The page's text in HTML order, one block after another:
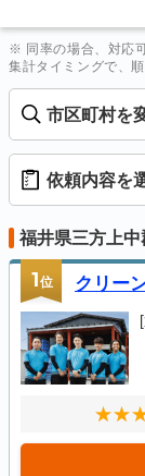
※ 同率の場合、対応
集計タイミングで、
市区町村を
依頼内容を
福井県三方上
1位 クリー